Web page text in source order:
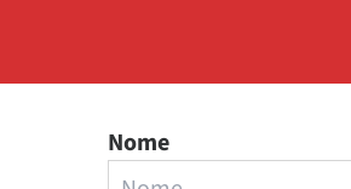
Nome